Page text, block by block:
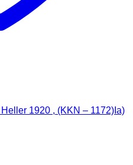
1920 , (KKN – 1172)Ia)